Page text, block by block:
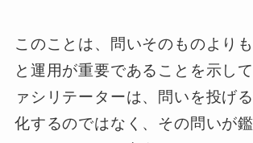
このことは、問いそのものより
と運用が重要であることを示し
ァシリテーターは、問いを投げ
化するのではなく、その問いが